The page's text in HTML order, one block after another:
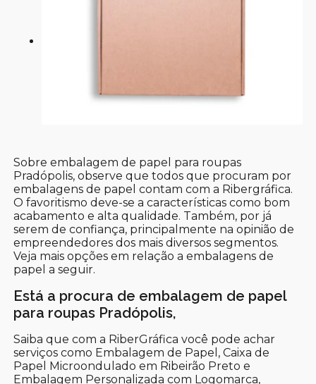
Sobre embalagem de papel para roupas
Pradópolis, observe que todos que procuram por
embalagens de papel contam com a Ribergráfica.
O favoritismo deve-se a características como bom
acabamento e alta qualidade. Também, por já
serem de confiança, principalmente na opinião de
empreendedores dos mais diversos segmentos.
Veja mais opções em relação a embalagens de
papel a seguir.
Está a procura de embalagem de papel
para roupas Pradópolis,
Saiba que com a RiberGráfica você pode achar
serviços como Embalagem de Papel, Caixa de
Papel Microondulado em Ribeirão Preto e
Embalagem Personalizada com Logomarca,